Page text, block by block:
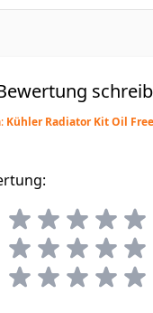
Kühler Radiator Kit Oil